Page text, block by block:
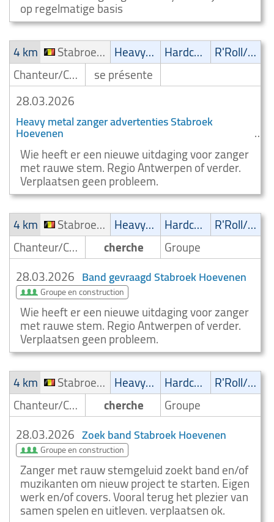
op regelmatige basis
4 km
Stabroek Hoevenen Heavy-Metal Hardcore
R'Roll/Rockabilly
Chanteur/Chanteuse
se présente
28.03.2026
Heavy metal zanger advertenties Stabroek
Hoevenen
Wie heeft er een nieuwe uitdaging voor zanger
met rauwe stem. Regio Antwerpen of verder.
Verplaatsen geen probleem.
4 km
Stabroek Hoevenen Heavy-Metal Hardcore
R'Roll/Rockabilly
Chanteur/Chanteuse
cherche
Groupe
28.03.2026 Band gevraagd Stabroek Hoevenen
Groupe en construction
Wie heeft er een nieuwe uitdaging voor zanger
met rauwe stem. Regio Antwerpen of verder.
Verplaatsen geen probleem.
4 km
Stabroek Hoevenen Heavy-Metal Hardcore
R'Roll/Rockabilly
Chanteur/Chanteuse
cherche
Groupe
28.03.2026 Zoek band Stabroek Hoevenen
Groupe en construction
Zanger met rauw stemgeluid zoekt band en/of
muzikanten om nieuw project te starten. Eigen
werk en/of covers. Vooral terug het plezier van
samen spelen en uitleven. verplaatsen ok.